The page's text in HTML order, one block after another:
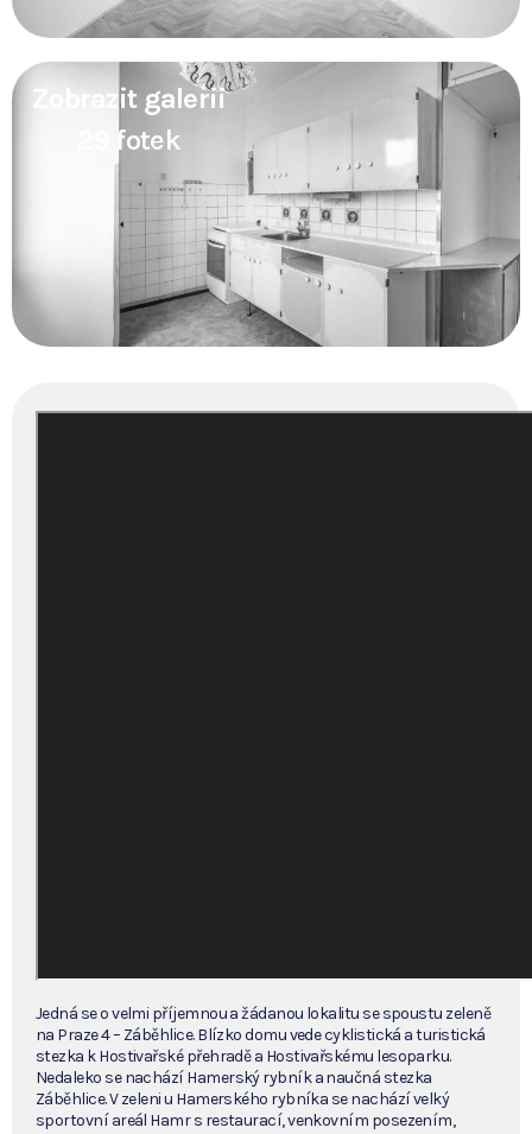
Zobrazit galerii
29 fotek
Jedná se o velmi příjemnou a žádanou lokalitu se spoustu zeleně
na Praze 4 – Záběhlice. Blízko domu vede cyklistická a turistická
stezka k Hostivařské přehradě a Hostivařskému lesoparku.
Nedaleko se nachází Hamerský rybník a naučná stezka
Záběhlice. V zeleni u Hamerského rybníka se nachází velký
sportovní areál Hamr s restaurací, venkovním posezením,